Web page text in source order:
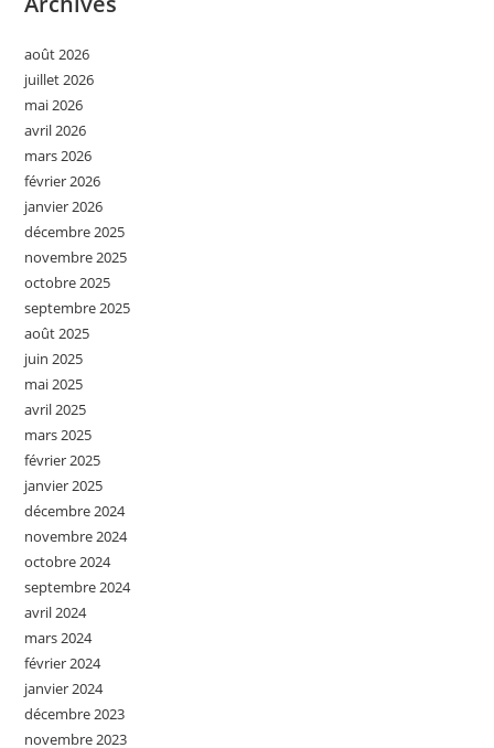
août 2026
juillet 2026
mai 2026
avril 2026
mars 2026
février 2026
janvier 2026
décembre 2025
novembre 2025
octobre 2025
septembre 2025
août 2025
juin 2025
mai 2025
avril 2025
mars 2025
février 2025
janvier 2025
décembre 2024
novembre 2024
octobre 2024
septembre 2024
avril 2024
mars 2024
février 2024
janvier 2024
décembre 2023
novembre 2023